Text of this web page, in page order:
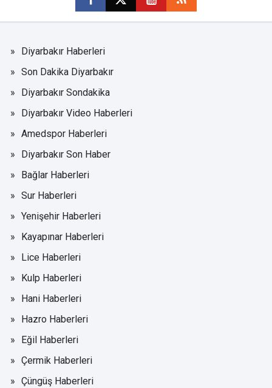
Diyarbakır Haberleri
Son Dakika Diyarbakır
Diyarbakır Sondakika
Diyarbakır Video Haberleri
Amedspor Haberleri
Diyarbakır Son Haber
Bağlar Haberleri
Sur Haberleri
Yenişehir Haberleri
Kayapınar Haberleri
Lice Haberleri
Kulp Haberleri
Hani Haberleri
Hazro Haberleri
Eğil Haberleri
Çermik Haberleri
Çüngüş Haberleri